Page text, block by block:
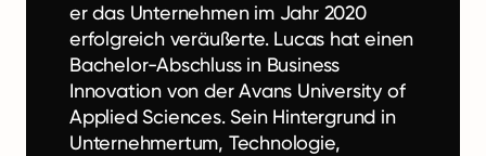
er das Unternehmen im Jahr 2020
erfolgreich veräußerte. Lucas hat einen
Bachelor-Abschluss in Business
Innovation von der Avans University of
Applied Sciences. Sein Hintergrund in
Unternehmertum, Technologie,